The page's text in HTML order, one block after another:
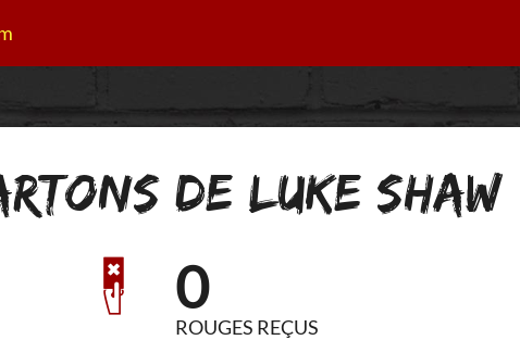
DE LUKE SHAW
0
ROUGES REÇUS